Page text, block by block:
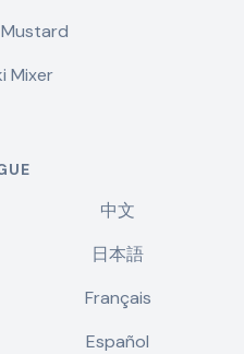
Mixer
中文
日本語
Français
Español